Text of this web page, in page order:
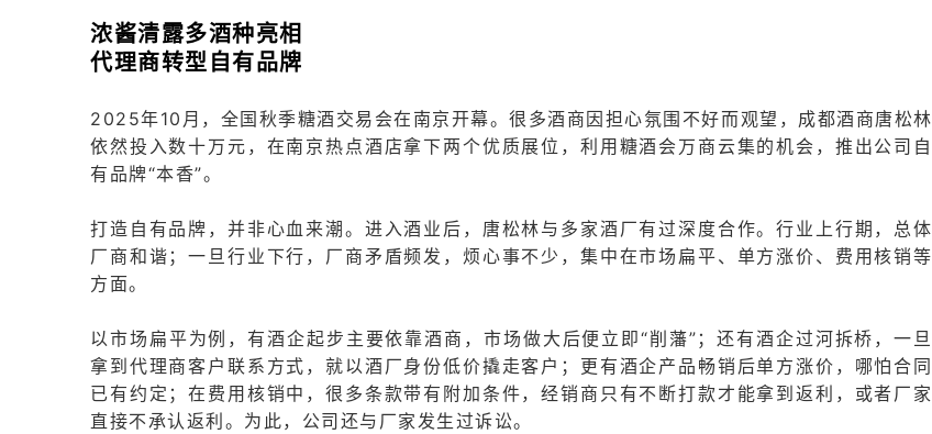
浓酱清露多酒种亮相
代理商转型自有品牌
2025年10月，全国秋季糖酒交易会在南京开幕。很多酒商因担心氛围不好而观望，成都酒商唐松林
依然投入数十万元，在南京热点酒店拿下两个优质展位，利用糖酒会万商云集的机会，推出公司自
有品牌“本香”。
打造自有品牌，并非心血来潮。进入酒业后，唐松林与多家酒厂有过深度合作。行业上行期，总体
厂商和谐；一旦行业下行，厂商矛盾频发，烦心事不少，集中在市场扁平、单方涨价、费用核销等
方面。
以市场扁平为例，有酒企起步主要依靠酒商，市场做大后便立即“削藩”；还有酒企过河拆桥，一旦
拿到代理商客户联系方式，就以酒厂身份低价撬走客户；更有酒企产品畅销后单方涨价，哪怕合同
已有约定；在费用核销中，很多条款带有附加条件，经销商只有不断打款才能拿到返利，或者厂家
直接不承认返利。为此，公司还与厂家发生过诉讼。